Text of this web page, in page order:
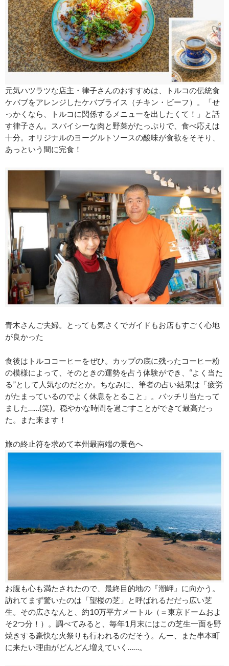
元気ハツラツな店主・律子さんのおすすめは、トルコの伝統食
ケバブをアレンジしたケバブライス（チキン・ビーフ）。「せ
っかくなら、トルコに関係するメニューを出したくて！」と話
す律子さん。スパイシーな肉と野菜がたっぷりで、食べ応えは
十分。オリジナルのヨーグルトソースの酸味が食欲をそそり、
あっという間に完食！
青木さんご夫婦。とっても気さくでガイドもお店もすごく心地
が良かった
食後はトルココーヒーをぜひ。カップの底に残ったコーヒー粉
の模様によって、そのときの運勢を占う体験ができ、“よく当た
る”として人気なのだとか。ちなみに、筆者の占い結果は「疲労
がたまっているのでよく休息をとること」。バッチリ当たって
ました……(笑)。穏やかな時間を過ごすことができて最高だっ
た。また来ます！
旅の終止符を求めて本州最南端の景色へ
お腹も心も満たされたので、最終目的地の『潮岬』に向かう。
訪れてまず驚いたのは「望楼の芝」と呼ばれるだだっ広い芝
生。その広さなんと、約10万平方メートル（＝東京ドームおよ
そ2つ分！）。調べてみると、毎年1月末にはこの芝生一面を野
焼きする豪快な火祭りも行われるのだそう。んー、また串本町
に来たい理由がどんどん増えていく……。